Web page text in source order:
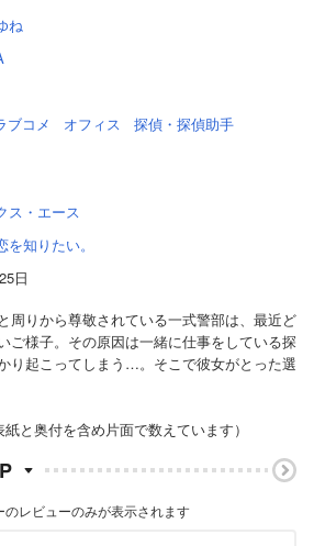
ね
ブコメ オフィス
探偵・探偵助手
ス・エース
知りたい。
日
周りから尊敬されている一式警部は、最近ど
ご様子。その原因は一緒に仕事をしている探
り起こってしまう…。そこで彼女がとった選
と奥付を含め片面で数えています）
レビューのみが表示されます